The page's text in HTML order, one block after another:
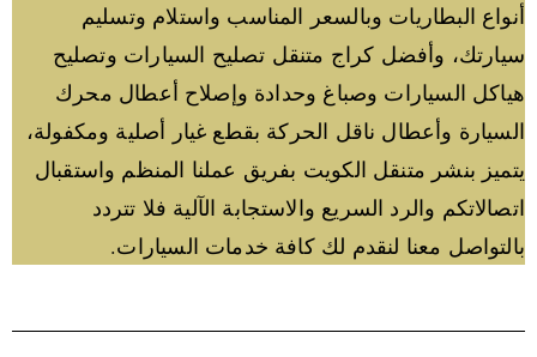
أنواع البطاريات وبالسعر المناسب واستلام وتسليم
سيارتك، وأفضل كراج متنقل تصليح السيارات وتصليح
هياكل السيارات وصباغ وحدادة وإصلاح أعطال محرك
السيارة وأعطال ناقل الحركة بقطع غيار أصلية ومكفولة،
يتميز بنشر متنقل الكويت بفريق عملنا المنظم واستقبال
اتصالاتكم والرد السريع والاستجابة الآلية فلا تتردد
بالتواصل معنا لنقدم لك كافة خدمات السيارات.